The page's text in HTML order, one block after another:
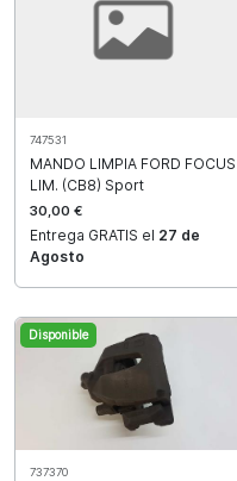
747531
MANDO LIMPIA FORD FOCUS
LIM. (CB8) Sport
30,00 €
Entrega GRATIS el 27 de
Agosto
Disponible
737370